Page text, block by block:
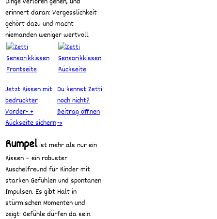
erinnert daran: Vergesslichkeit
gehört dazu und macht
niemanden weniger wertvoll.
Jetzt Kissen mit
bedruckter
Vorder- +
Rückseite sichern
Du kennst Zetti
noch nicht?
Beitrag öffnen
->
Rumpelist mehr als nur ein
Kissen – ein robuster
Kuschelfreund für Kinder mit
starken Gefühlen und spontanen
Impulsen. Es gibt Halt in
stürmischen Momenten und
zeigt: Gefühle dürfen da sein.